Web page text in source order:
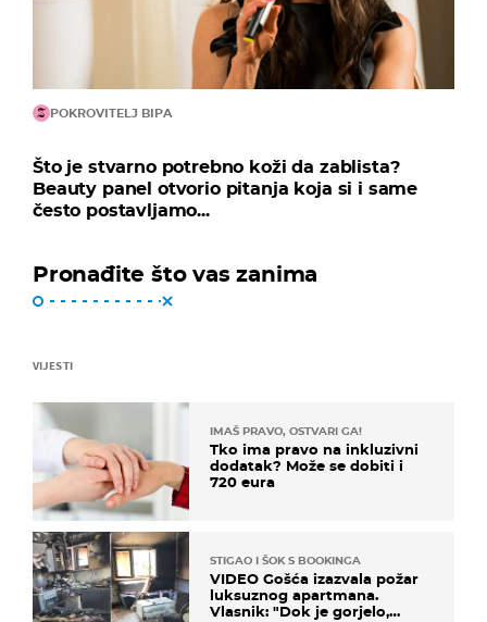
POKROVITELJ BIPA
Što je stvarno potrebno koži da zablista?
Beauty panel otvorio pitanja koja si i same
često postavljamo...
Pronađite što vas zanima
VIJESTI
IMAŠ PRAVO, OSTVARI GA!
Tko ima pravo na inkluzivni
dodatak? Može se dobiti i
720 eura
STIGAO I ŠOK S BOOKINGA
VIDEO Gošća izazvala požar
luksuznog apartmana.
Vlasnik: "Dok je gorjelo,